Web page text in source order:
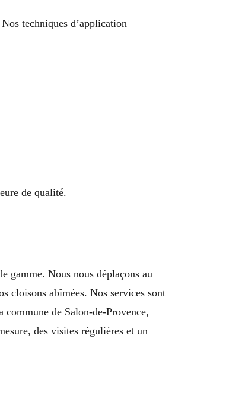
techniques d’application
de qualité.
gamme. Nous nous déplaçons au
cloisons abîmées. Nos services sont
de Salon-de-Provence,
des visites régulières et un